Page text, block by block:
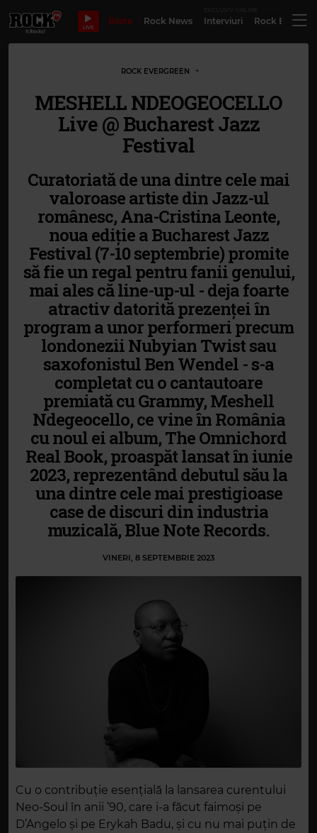
LIVE
Bilete Rock News Interviuri Rock
ROCK EVERGREEN
MESHELL NDEOGEOCELLO
Live @ Bucharest Jazz
Festival
Curatoriată de una dintre cele mai
valoroase artiste din Jazz-ul
românesc, Ana-Cristina Leonte,
noua ediţie a Bucharest Jazz
Festival (7-10 septembrie) promite
să fie un regal pentru fanii genului,
mai ales că line-up-ul - deja foarte
atractiv datorită prezenţei în
program a unor performeri precum
londonezii Nubyian Twist sau
saxofonistul Ben Wendel - s-a
completat cu o cantautoare
premiată cu Grammy, Meshell
Ndegeocello, ce vine în România
cu noul ei album, The Omnichord
Real Book, proaspăt lansat în iunie
2023, reprezentând debutul său la
una dintre cele mai prestigioase
case de discuri din industria
muzicală, Blue Note Records.
VINERI, 8 SEPTEMBRIE 2023
Cu o contribuţie esenţială la lansarea curentului
Neo-Soul în anii ’90, care i-a făcut faimoşi pe
D’Angelo şi pe Erykah Badu, și cu nu mai puțin de